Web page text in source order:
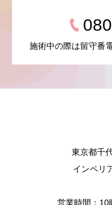
施術中の際は留守番
東京都千
インペリ
営業時間：10